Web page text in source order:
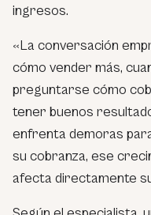
ingresos.
«La conversación
cómo vender más,
preguntarse cómo
tener buenos
enfrenta demoras
su cobranza, ese
afecta directamente